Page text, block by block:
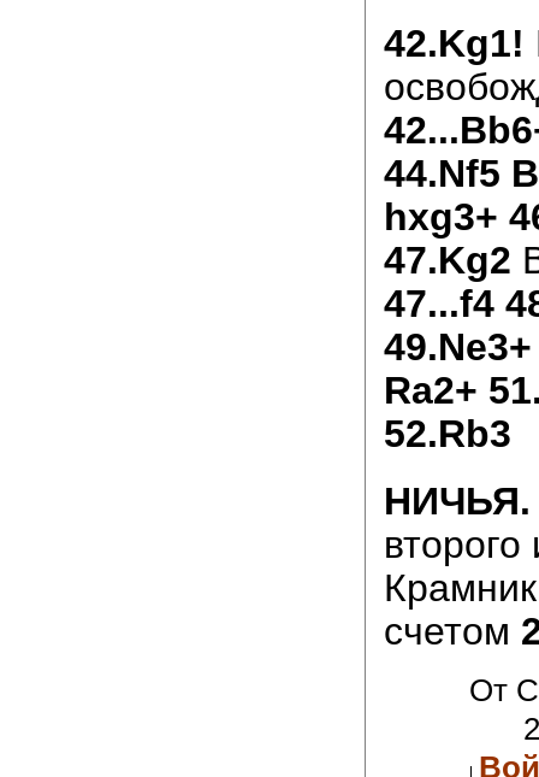
42.Kg1!
44.Nf5
hxg3+
47.Kg2
47...f4
Ra2+
52.Rb3
НИЧЬЯ.
второго
счетом
От